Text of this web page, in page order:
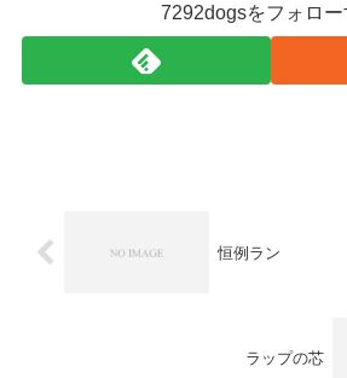
7292dogsをフォロー
恒例ラン
ラップの芯